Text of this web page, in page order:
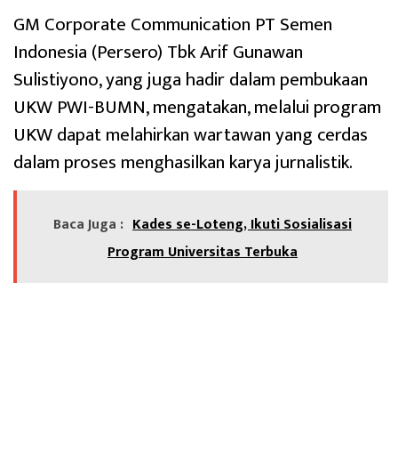
GM Corporate Communication PT Semen
Indonesia (Persero) Tbk Arif Gunawan
Sulistiyono, yang juga hadir dalam pembukaan
UKW PWI-BUMN, mengatakan, melalui program
UKW dapat melahirkan wartawan yang cerdas
dalam proses menghasilkan karya jurnalistik.
Baca Juga : Kades se-Loteng, Ikuti Sosialisasi
Program Universitas Terbuka